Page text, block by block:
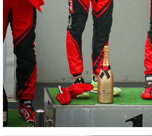
電話はこちら